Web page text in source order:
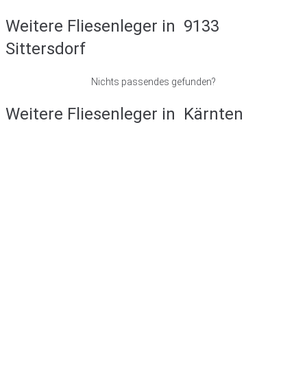
Weitere Fliesenleger in 9133
Sittersdorf
Nichts passendes gefunden?
Weitere Fliesenleger in Kärnten